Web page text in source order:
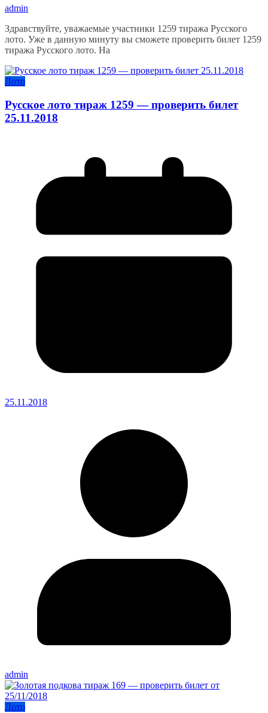
admin
Здравствуйте, уважаемые участники 1259 тиража Русского
лото. Уже в данную минуту вы сможете проверить билет 1259
тиража Русского лото. На
Лото
Русское лото тираж 1259 — проверить билет
25.11.2018
25.11.2018
admin
Лото